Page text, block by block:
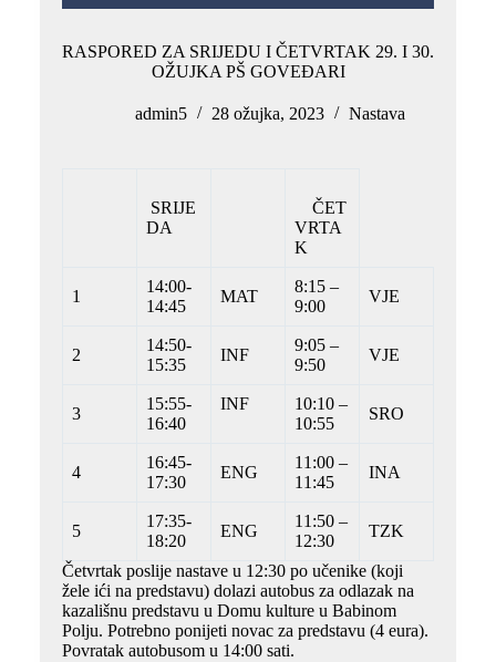
RASPORED ZA SRIJEDU I ČETVRTAK 29. I 30.
OŽUJKA PŠ GOVEĐARI
admin5 28 ožujka, 2023 Nastava
SRIJE
DA
ČET
VRTA
K
1
14:00-
14:45
MAT
8:15 –
9:00
VJE
2
14:50-
15:35
INF
9:05 –
9:50
VJE
3
15:55-
16:40
INF
10:10 –
10:55
SRO
4
16:45-
17:30
ENG
11:00 –
11:45
INA
5
17:35-
18:20
ENG
11:50 –
12:30
TZK
Četvrtak poslije nastave u 12:30 po učenike (koji
žele ići na predstavu) dolazi autobus za odlazak na
kazališnu predstavu u Domu kulture u Babinom
Polju. Potrebno ponijeti novac za predstavu (4 eura).
Povratak autobusom u 14:00 sati.